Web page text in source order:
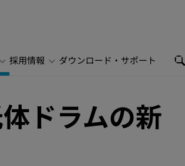
採用情報 ダウンロード・サポート
ドラムの新